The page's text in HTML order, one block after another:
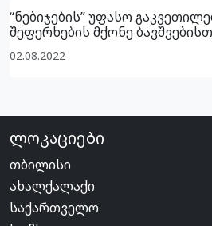
“ნებიჯების” უფასო
შეფერხების მქონე
02.08.2022
ლოკაციები
თბილისი
ახალქალაქი
საქართველო